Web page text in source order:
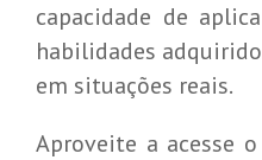
capacidade de
habilidades
em situações reais.
Aproveite a acesse o